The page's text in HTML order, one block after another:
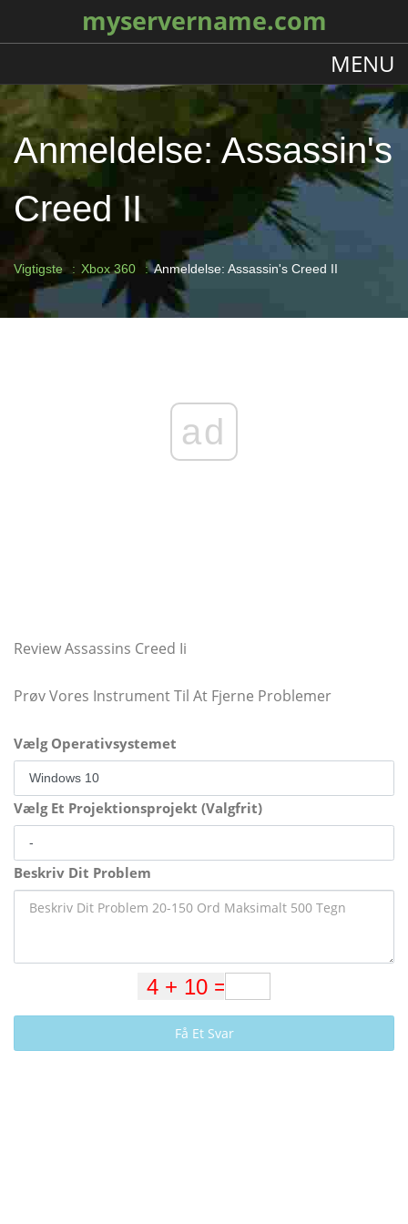
myservername.com
MENU
Anmeldelse: Assassin's
Creed II
Vigtigste Xbox 360 Anmeldelse: Assassin's Creed II
ad
Review Assassins Creed Ii
Prøv Vores Instrument Til At Fjerne Problemer
Vælg Operativsystemet
Vælg Et Projektionsprojekt (Valgfrit)
Beskriv Dit Problem
Få Et Svar